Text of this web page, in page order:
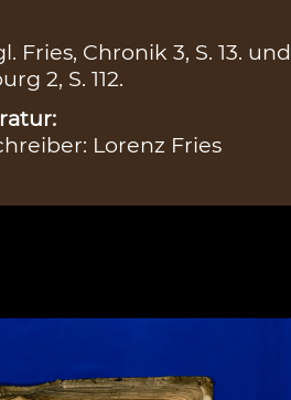
Fries, Chronik 3, S. 13. und
2, S. 112.
Lorenz Fries